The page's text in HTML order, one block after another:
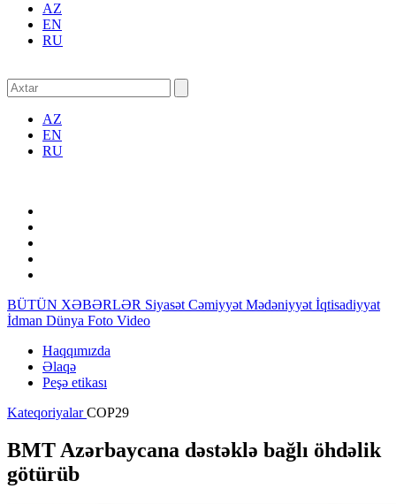
AZ
EN
RU
AZ
EN
RU
BÜTÜN XƏBƏRLƏR Siyasət Cəmiyyət Mədəniyyət İqtisadiyyat
İdman Dünya Foto Video
Haqqımızda
Əlaqə
Peşə etikası
KateqoriyalarCOP29
BMT Azərbaycana dəstəklə bağlı öhdəlik
götürüb